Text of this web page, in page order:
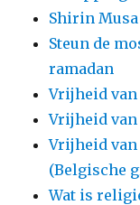
Shirin
Steun de
ramadan
Vrijheid
Vrijheid van
Vrijheid
(Belgische
Wat is